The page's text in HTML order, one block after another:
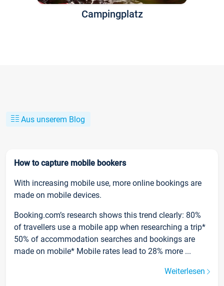
Campingplatz
Aus unserem Blog
How to capture mobile bookers
With increasing mobile use, more online bookings are
made on mobile devices.
Booking.com’s research shows this trend clearly: 80%
of travellers use a mobile app when researching a trip*
50% of accommodation searches and bookings are
made on mobile* Mobile rates lead to 28% more ...
Weiterlesen